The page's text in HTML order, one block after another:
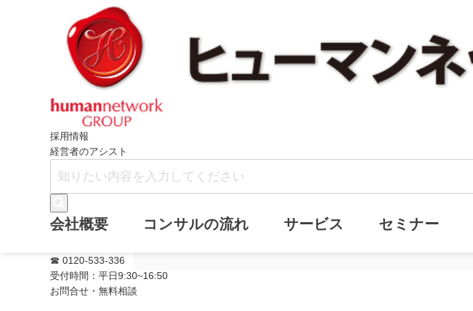
採用情報
経営者のアシスト
会社概要 コンサルの流れ サービス セミナー
☎ 0120-533-336
受付時間：平日9:30~16:50
お問合せ・無料相談
メールマガジン(通号592号)